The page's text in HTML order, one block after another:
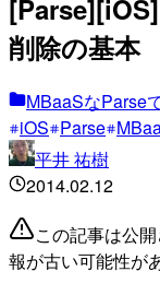
削除の基本
MBaaSなParse
iOS Parse
平井 祐樹
2014.02.12
この記事は公
報が古い可能性が